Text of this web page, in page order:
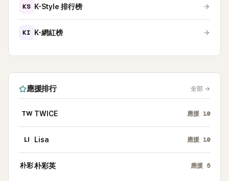
KS K-Style 排行榜
KI K-網紅榜
應援排行 全部 →
TW TWICE 應援 10
LI Lisa 應援 10
朴彩朴彩英 應援 5